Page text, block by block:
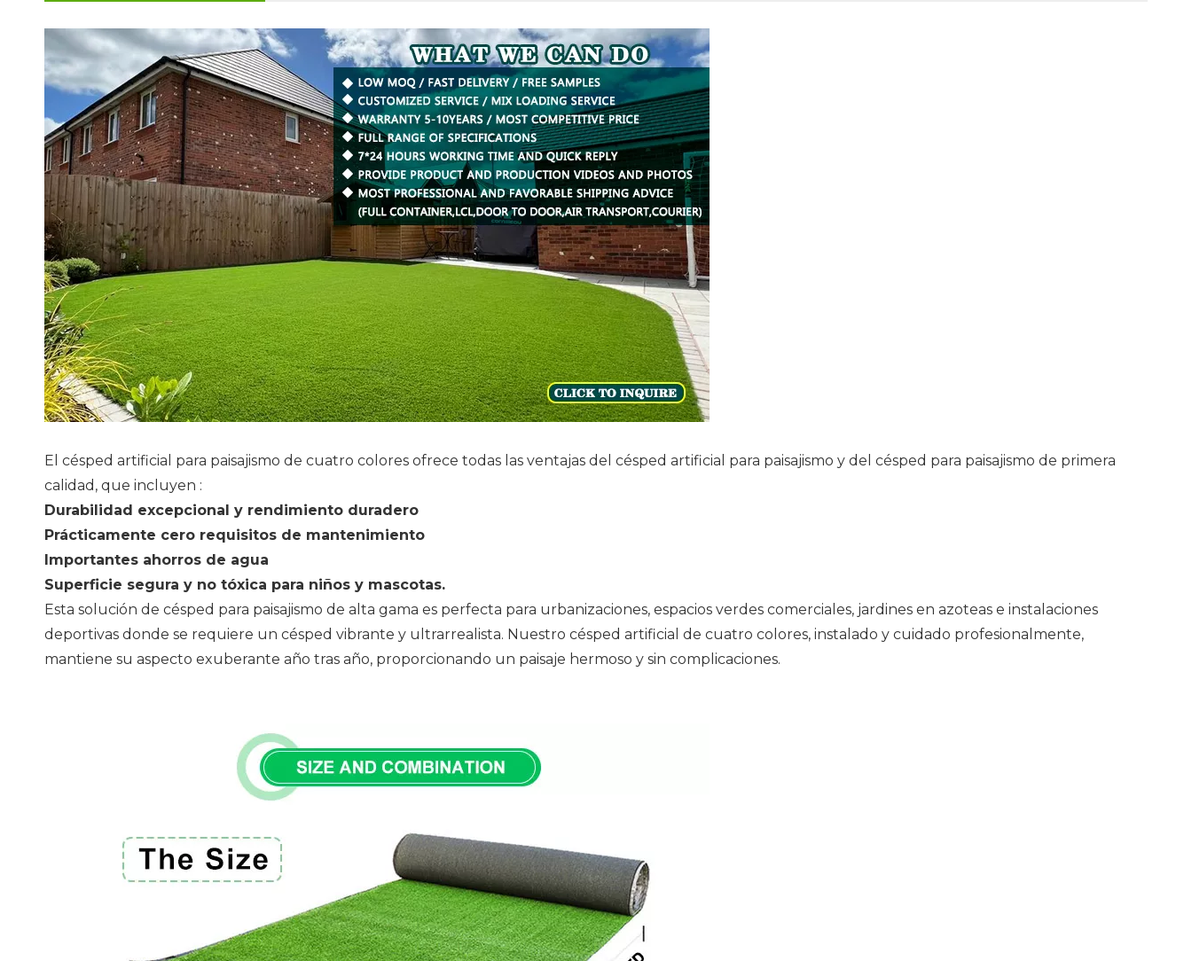
El césped artificial para paisajismo de cuatro colores ofrece todas las ventajas del césped artificial para paisajismo y del césped para paisajismo de primera
calidad, que incluyen :
Durabilidad excepcional y rendimiento duradero
Prácticamente cero requisitos de mantenimiento
Importantes ahorros de agua
Superficie segura y no tóxica para niños y mascotas.
Esta solución de césped para paisajismo de alta gama es perfecta para urbanizaciones, espacios verdes comerciales, jardines en azoteas e instalaciones
deportivas donde se requiere un césped vibrante y ultrarrealista. Nuestro césped artificial de cuatro colores, instalado y cuidado profesionalmente,
mantiene su aspecto exuberante año tras año, proporcionando un paisaje hermoso y sin complicaciones.